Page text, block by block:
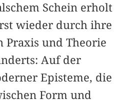
Schein erholt
wieder durch ihre
Praxis und Theorie
Auf der
Episteme, die
Form und